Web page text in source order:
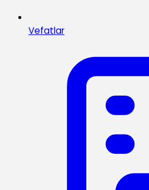
Vefatlar